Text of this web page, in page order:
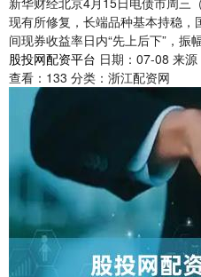
现有所修复，长端品种基本持稳
间现券收益率日内“先上后下”，振
股投网配资平台 日期：07-08 来源
查看： 133 分类： 浙江配资网